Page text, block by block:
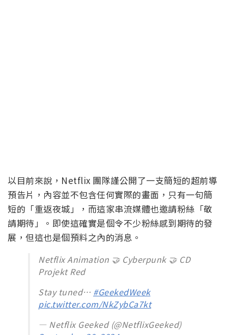
以目前來說，Netflix 團隊謹公開了一支簡短的超前導
預告片，內容並不包含任何實際的畫面，只有一句簡
短的「重返夜城」，而這家串流媒體也邀請粉絲「敬
請期待」。即使這確實是個令不少粉絲感到期待的發
展，但這也是個預料之內的消息。
Netflix Animation 🤝 Cyberpunk 🤝 CD
Projekt Red
Stay tuned… #GeekedWeek
pic.twitter.com/NkZybCa7kt
— Netflix Geeked (@NetflixGeeked)